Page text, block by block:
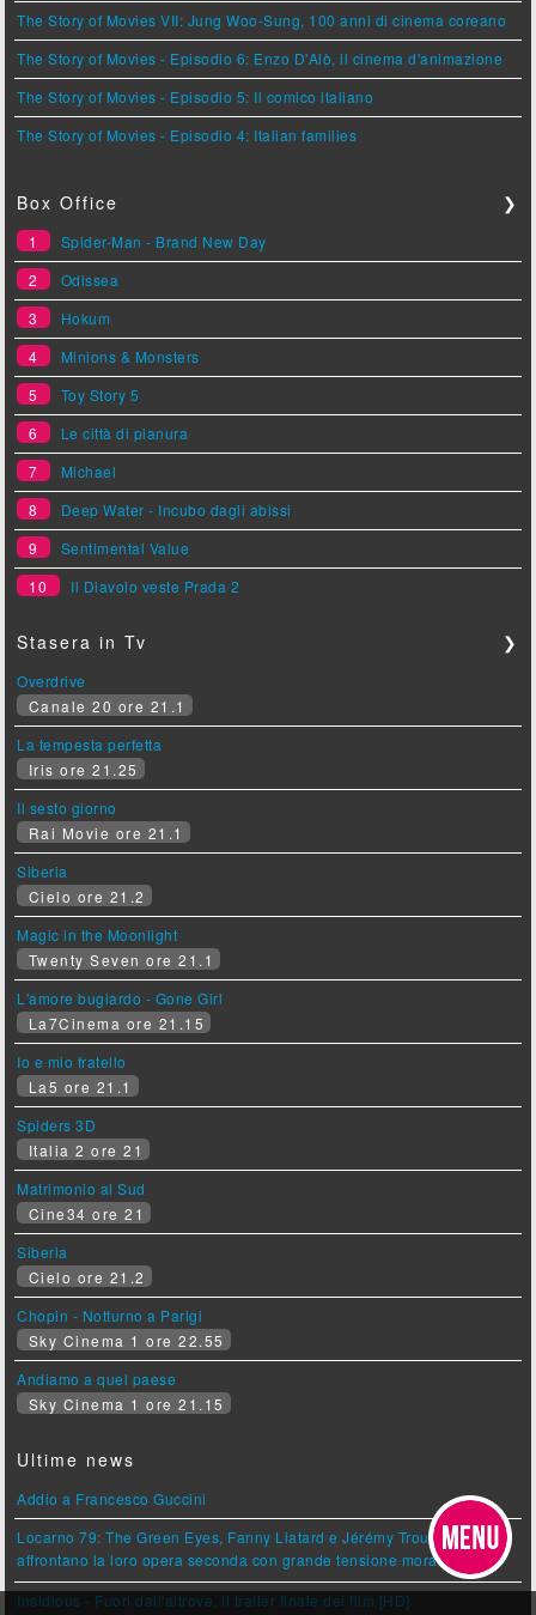
The Story of Movies VII: Jung Woo-Sung, 100 anni di cinema coreano
The Story of Movies - Episodio 6: Enzo D'Alò, il cinema d'animazione
The Story of Movies - Episodio 5: Il comico italiano
The Story of Movies - Episodio 4: Italian families
Box Office ❯
1
Spider-Man - Brand New Day
2
Odissea
3
Hokum
4
Minions & Monsters
5
Toy Story 5
6
Le città di pianura
7
Michael
8
Deep Water - Incubo dagli abissi
9
Sentimental Value
10
Il Diavolo veste Prada 2
Stasera in Tv ❯
Overdrive
Canale 20 ore 21.1
La tempesta perfetta
Iris ore 21.25
Il sesto giorno
Rai Movie ore 21.1
Siberia
Cielo ore 21.2
Magic in the Moonlight
Twenty Seven ore 21.1
L'amore bugiardo - Gone Girl
La7Cinema ore 21.15
Io e mio fratello
La5 ore 21.1
Spiders 3D
Italia 2 ore 21
Matrimonio al Sud
Cine34 ore 21
Siberia
Cielo ore 21.2
Chopin - Notturno a Parigi
Sky Cinema 1 ore 22.55
Andiamo a quel paese
Sky Cinema 1 ore 21.15
Ultime news
Addio a Francesco Guccini
Locarno 79: The Green Eyes, Fanny Liatard e Jérémy Trouilh
affrontano la loro opera seconda con grande tensione morale
Insidious - Fuori dall'altrove, il trailer finale del film [HD]